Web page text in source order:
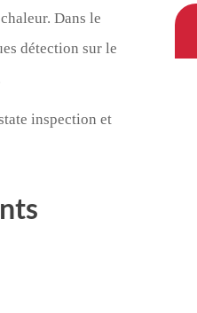
Dans le
détection sur le
inspection et